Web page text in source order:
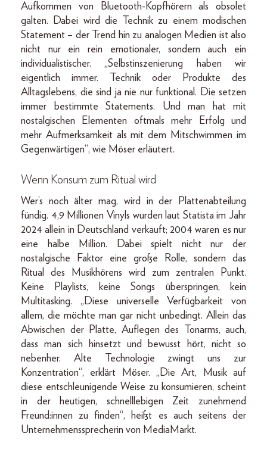
Aufkommen von Bluetooth-Kopfhörern als obsolet
galten. Dabei wird die Technik zu einem modischen
Statement – der Trend hin zu analogen Medien ist also
nicht nur ein rein emotionaler, sondern auch ein
individualistischer. „Selbstinszenierung haben wir
eigentlich immer. Technik oder Produkte des
Alltagslebens, die sind ja nie nur funktional. Die setzen
immer bestimmte Statements. Und man hat mit
nostalgischen Elementen oftmals mehr Erfolg und
mehr Aufmerksamkeit als mit dem Mitschwimmen im
Gegenwärtigen“, wie Möser erläutert.
Wenn Konsum zum Ritual wird
Wer’s noch älter mag, wird in der Plattenabteilung
fündig. 4,9 Millionen Vinyls wurden laut Statista im Jahr
2024 allein in Deutschland verkauft; 2004 waren es nur
eine halbe Million. Dabei spielt nicht nur der
nostalgische Faktor eine große Rolle, sondern das
Ritual des Musikhörens wird zum zentralen Punkt.
Keine Playlists, keine Songs überspringen, kein
Multitasking. „Diese universelle Verfügbarkeit von
allem, die möchte man gar nicht unbedingt. Allein das
Abwischen der Platte, Auflegen des Tonarms, auch,
dass man sich hinsetzt und bewusst hört, nicht so
nebenher. Alte Technologie zwingt uns zur
Konzentration“, erklärt Möser. „Die Art, Musik auf
diese entschleunigende Weise zu konsumieren, scheint
in der heutigen, schnelllebigen Zeit zunehmend
Freund:innen zu finden“, heißt es auch seitens der
Unternehmenssprecherin von MediaMarkt.